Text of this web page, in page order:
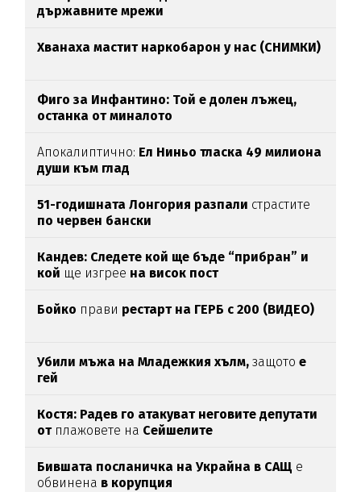
държавните мрежи
Хванаха мастит наркобарон у нас (СНИМКИ)
Фиго за Инфантино: Той е долен лъжец,
останка от миналото
Апокалиптично: Ел Ниньо тласка 49 милиона
души към глад
51-годишната Лонгория разпали страстите
по червен бански
Кандев: Следете кой ще бъде “прибран” и
кой ще изгрее на висок пост
Бойко прави рестарт на ГЕРБ с 200 (ВИДЕО)
Убили мъжа на Младежкия хълм,защото е
гей
Костя: Радев го атакуват неговите депутати
отплажовете на Сейшелите
Бившата посланичка на Украйна в САЩ е
обвинена в корупция